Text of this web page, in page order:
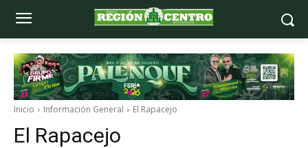
Inicio Información General El Rapacejo
El Rapacejo